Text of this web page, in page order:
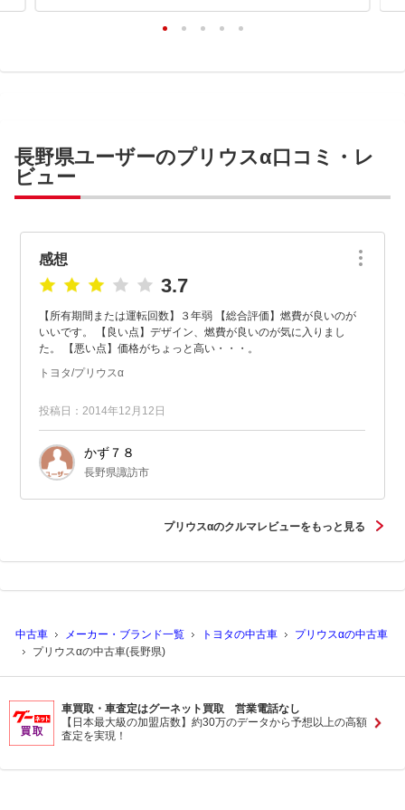
長野県ユーザーのプリウスα口コミ・レ
ビュー
感想
3.7
【所有期間または運転回数】３年弱 【総合評価】燃費が良いのが
いいです。 【良い点】デザイン、燃費が良いのが気に入りまし
た。 【悪い点】価格がちょっと高い・・・。
トヨタ/プリウスα
投稿日：2014年12月12日
かず７８
長野県諏訪市
プリウスαのクルマレビューをもっと見る
中古車 メーカー・ブランド一覧 トヨタの中古車
プリウスαの中古車
プリウスαの中古車(長野県)
車買取・車査定はグーネット買取 営業電話なし
【日本最大級の加盟店数】約30万のデータから予想以上の高額
査定を実現！